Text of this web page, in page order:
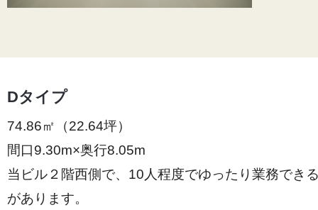
Dタイプ
74.86㎡（22.64坪）
間口9.30m×奥行8.05m
当ビル２階西側で、10人程度でゆったり業務でき
があります。